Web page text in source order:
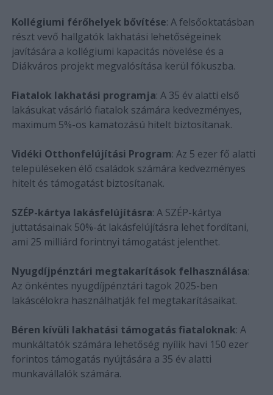
Kollégiumi férőhelyek bővítése: A felsőoktatásban
részt vevő hallgatók lakhatási lehetőségeinek
javítására a kollégiumi kapacitás növelése és a
Diákváros projekt megvalósítása kerül fókuszba.
Fiatalok lakhatási programja: A 35 év alatti első
lakásukat vásárló fiatalok számára kedvezményes,
maximum 5%-os kamatozású hitelt biztosítanak.
Vidéki Otthonfelújítási Program: Az 5 ezer fő alatti
településeken élő családok számára kedvezményes
hitelt és támogatást biztosítanak.
SZÉP-kártya lakásfelújításra: A SZÉP-kártya
juttatásainak 50%-át lakásfelújításra lehet fordítani,
ami 25 milliárd forintnyi támogatást jelenthet.
Nyugdíjpénztári megtakarítások felhasználása:
Az önkéntes nyugdíjpénztári tagok 2025-ben
lakáscélokra használhatják fel megtakarításaikat.
Béren kívüli lakhatási támogatás fiataloknak: A
munkáltatók számára lehetőség nyílik havi 150 ezer
forintos támogatás nyújtására a 35 év alatti
munkavállalók számára.